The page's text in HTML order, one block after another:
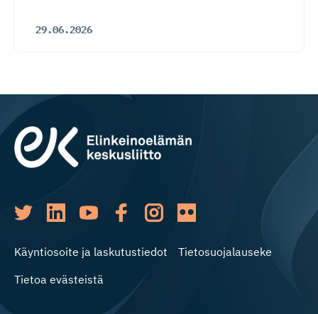
29.06.2026
Käyntiosoite ja laskutustiedot
Tietosuojalauseke
Tietoa evästeistä